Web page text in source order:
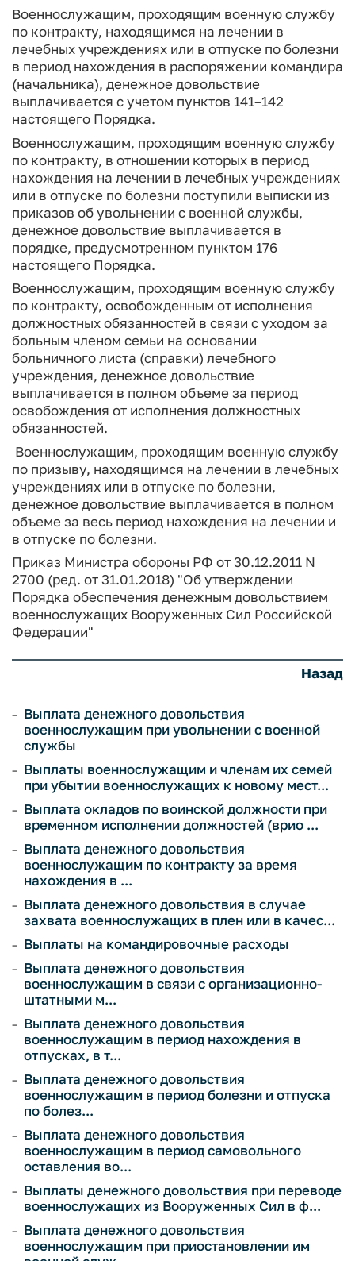
Военнослужащим, проходящим военную службу
по контракту, находящимся на лечении в
лечебных учреждениях или в отпуске по болезни
в период нахождения в распоряжении командира
(начальника), денежное довольствие
выплачивается с учетом пунктов 141–142
настоящего Порядка.
Военнослужащим, проходящим военную службу
по контракту, в отношении которых в период
нахождения на лечении в лечебных учреждениях
или в отпуске по болезни поступили выписки из
приказов об увольнении с военной службы,
денежное довольствие выплачивается в
порядке, предусмотренном пунктом 176
настоящего Порядка.
Военнослужащим, проходящим военную службу
по контракту, освобожденным от исполнения
должностных обязанностей в связи с уходом за
больным членом семьи на основании
больничного листа (справки) лечебного
учреждения, денежное довольствие
выплачивается в полном объеме за период
освобождения от исполнения должностных
обязанностей.
Военнослужащим, проходящим военную службу
по призыву, находящимся на лечении в лечебных
учреждениях или в отпуске по болезни,
денежное довольствие выплачивается в полном
объеме за весь период нахождения на лечении и
в отпуске по болезни.
Приказ Министра обороны РФ от 30.12.2011 N
2700 (ред. от 31.01.2018) "Об утверждении
Порядка обеспечения денежным довольствием
военнослужащих Вооруженных Сил Российской
Федерации"
Назад
Выплата денежного довольствия
военнослужащим при увольнении с военной
службы
Выплаты военнослужащим и членам их семей
при убытии военнослужащих к новому мест...
Выплата окладов по воинской должности при
временном исполнении должностей (врио ...
Выплата денежного довольствия
военнослужащим по контракту за время
нахождения в ...
Выплата денежного довольствия в случае
захвата военнослужащих в плен или в качес...
Выплаты на командировочные расходы
Выплата денежного довольствия
военнослужащим в связи с организационно-
штатными м...
Выплата денежного довольствия
военнослужащим в период нахождения в
отпусках, в т...
Выплата денежного довольствия
военнослужащим в период болезни и отпуска
по болез...
Выплата денежного довольствия
военнослужащим в период самовольного
оставления во...
Выплаты денежного довольствия при переводе
военнослужащих из Вооруженных Сил в ф...
Выплата денежного довольствия
военнослужащим при приостановлении им